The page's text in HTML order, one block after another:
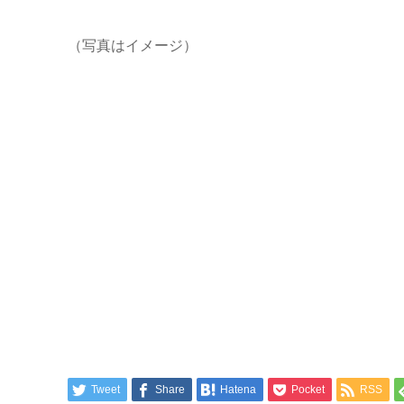
（写真はイメージ）
Tweet Share Hatena Pocket RSS